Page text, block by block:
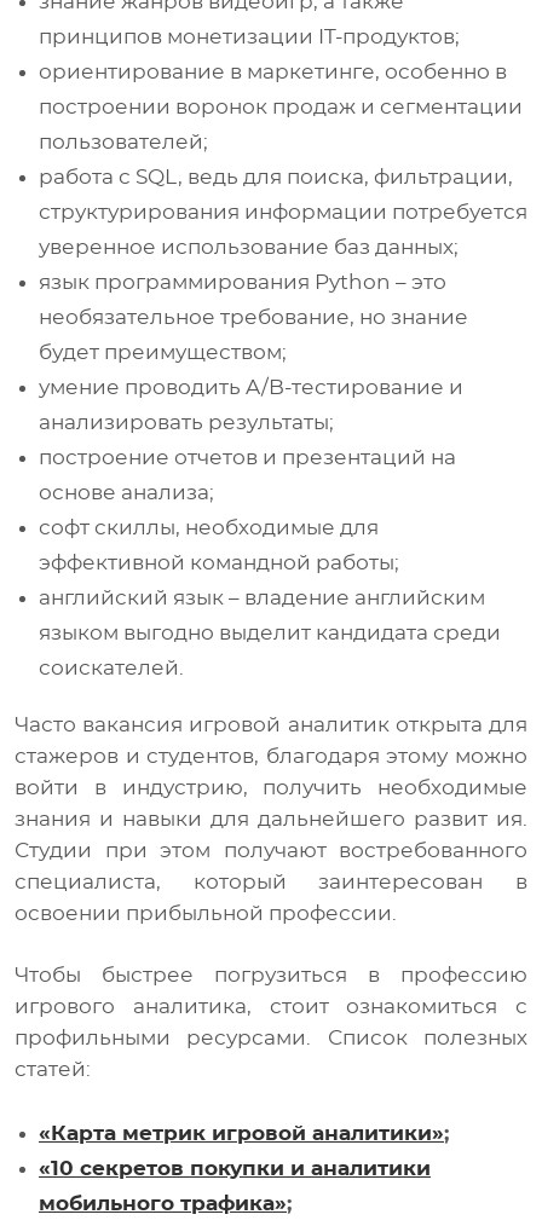
принципов монетизации IT-продуктов;
ориентирование в маркетинге, особенно в
построении воронок продаж и сегментации
пользователей;
работа с SQL, ведь для поиска, фильтрации,
структурирования информации потребуется
уверенное использование баз данных;
язык программирования Python – это
необязательное требование, но знание
будет преимуществом;
умение проводить A/B-тестирование и
анализировать результаты;
построение отчетов и презентаций на
основе анализа;
софт скиллы, необходимые для
эффективной командной работы;
английский язык – владение английским
языком выгодно выделит кандидата среди
соискателей.
Часто вакансия игровой аналитик открыта для
стажеров и студентов, благодаря этому можно
войти в индустрию, получить необходимые
знания и навыки для дальнейшего развит ия.
Студии при этом получают востребованного
специалиста, который заинтересован в
освоении прибыльной профессии.
Чтобы быстрее погрузиться в профессию
игрового аналитика, стоит ознакомиться с
профильными ресурсами. Список полезных
статей:
«Карта метрик игровой аналитики»;
«10 секретов покупки и аналитики
мобильного трафика»;